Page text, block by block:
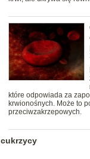
które odpowiada za
krwionośnych. Może to
przeciwzakrzepowych.